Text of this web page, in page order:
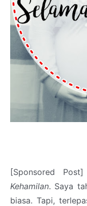
[Sponsored Post]
Kehamilan. Saya
biasa. Tapi,